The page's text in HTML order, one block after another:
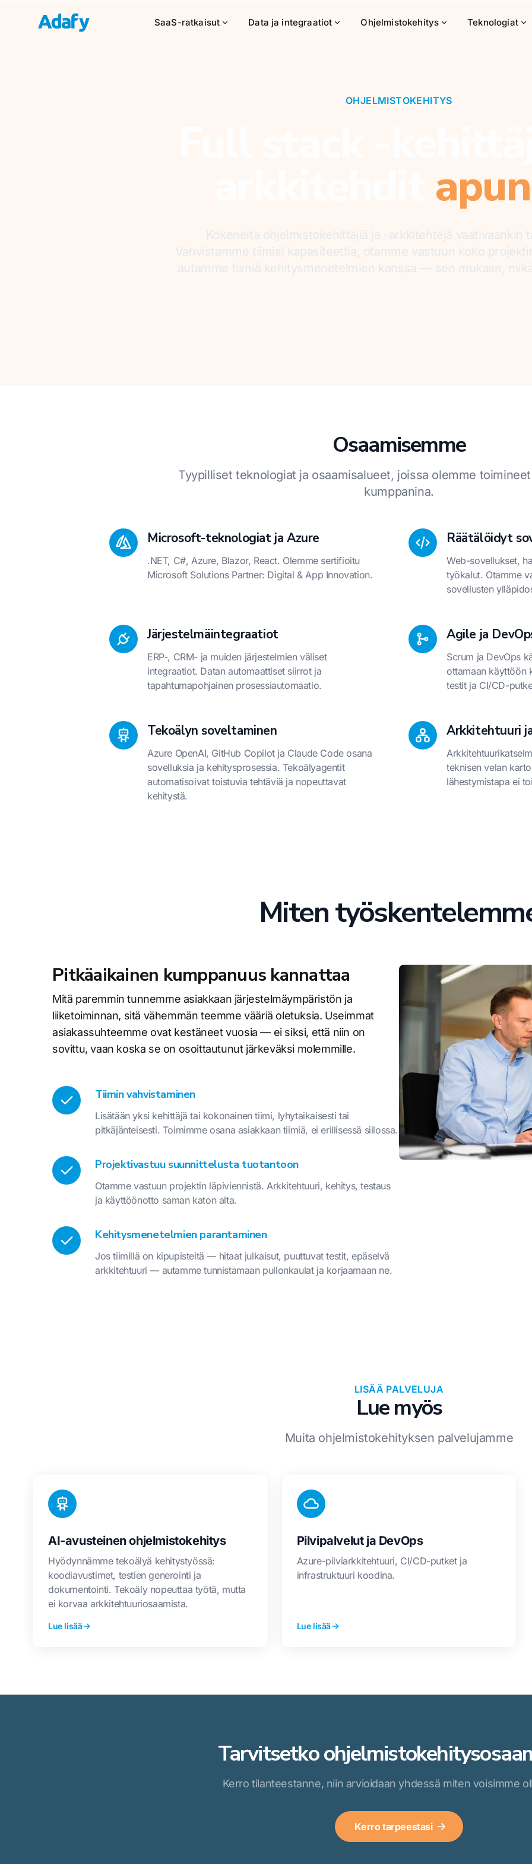
SaaS-ratkaisut Data ja integraatiot Ohjelmistokehitys Teknologiat
OHJELMISTOKEHITYS
Kokeneita ohjelmistokehittäjiä ja -arkkitehtejä vaativaankin
Vahvistamme tiimisi kapasiteettia, otamme vastuun koko
autamme tiimiä kehitysmenetelmien kanssa — sen mukaan,
Osaamisemme
Tyypilliset teknologiat ja osaamisalueet, joissa olemme
kumppanina.
Microsoft-teknologiat ja Azure
.NET, C#, Azure, Blazor, React. Olemme sertifioitu
Microsoft Solutions Partner: Digital & App Innovation.
Räätälöidyt
Web-sovellukset,
työkalut. Otamme
sovellusten
Järjestelmäintegraatiot
ERP-, CRM- ja muiden järjestelmien väliset
integraatiot. Datan automaattiset siirrot ja
tapahtumapohjainen prosessiautomaatio.
Agile ja
Scrum ja DevOps
ottamaan käyttöön
testit ja CI/CD-
Tekoälyn soveltaminen
Azure OpenAI, GitHub Copilot ja Claude Code osana
sovelluksia ja kehitysprosessia. Tekoälyagentit
automatisoivat toistuvia tehtäviä ja nopeuttavat
kehitystä.
Arkkitehtuuri
teknisen velan
lähestymistapa ei
Miten
Pitkäaikainen kumppanuus kannattaa
Mitä paremmin tunnemme asiakkaan järjestelmäympäristön ja
liiketoiminnan, sitä vähemmän teemme vääriä oletuksia. Useimmat
asiakassuhteemme ovat kestäneet vuosia — ei siksi, että niin on
sovittu, vaan koska se on osoittautunut järkeväksi molemmille.
Tiimin vahvistaminen
Lisätään yksi kehittäjä tai kokonainen tiimi, lyhytaikaisesti tai
pitkäjänteisesti. Toimimme osana asiakkaan tiimiä, ei erillisessä siilossa.
Projektivastuu suunnittelusta tuotantoon
Otamme vastuun projektin läpiviennistä. Arkkitehtuuri, kehitys, testaus
ja käyttöönotto saman katon alta.
Kehitysmenetelmien parantaminen
Jos tiimillä on kipupisteitä — hitaat julkaisut, puuttuvat testit, epäselvä
arkkitehtuuri — autamme tunnistamaan pullonkaulat ja korjaamaan ne.
LISÄÄ PALVELUJA
Lue myös
Muita ohjelmistokehityksen palvelujamme
AI-avusteinen ohjelmistokehitys
Hyödynnämme tekoälyä kehitystyössä:
koodiavustimet, testien generointi ja
dokumentointi. Tekoäly nopeuttaa työtä, mutta
ei korvaa arkkitehtuuriosaamista.
Lue lisää
Pilvipalvelut ja DevOps
Azure-pilviarkkitehtuuri, CI/CD-putket ja
infrastruktuuri koodina.
Lue lisää
Tarvitsetko
Kerro tilanteestanne, niin arvioidaan yhdessä miten voisimme
Kerro tarpeestasi